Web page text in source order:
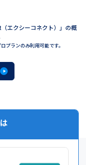
エクシーコネクト）」の概
プランのみ利用可能です。